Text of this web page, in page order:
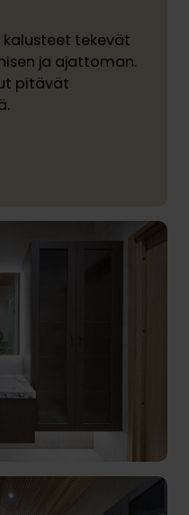
tekevät
ja ajattoman.
pitävät